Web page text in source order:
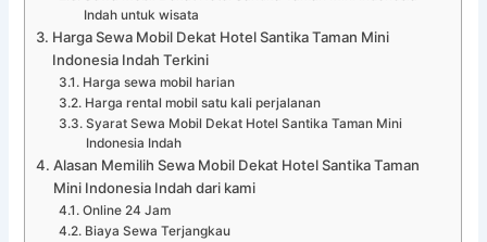
Indah untuk wisata
Harga Sewa Mobil Dekat Hotel Santika Taman Mini
Indonesia Indah Terkini
Harga sewa mobil harian
Harga rental mobil satu kali perjalanan
Syarat Sewa Mobil Dekat Hotel Santika Taman Mini
Indonesia Indah
Alasan Memilih Sewa Mobil Dekat Hotel Santika Taman
Mini Indonesia Indah dari kami
Online 24 Jam
Biaya Sewa Terjangkau